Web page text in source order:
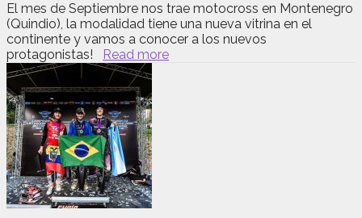
El mes de Septiembre nos trae motocross en Montenegro
(Quindio), la modalidad tiene una nueva vitrina en el
continente y vamos a conocer a los nuevos
protagonistas!
Read more